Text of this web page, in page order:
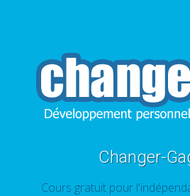
Changer-
Cours gratuit pour